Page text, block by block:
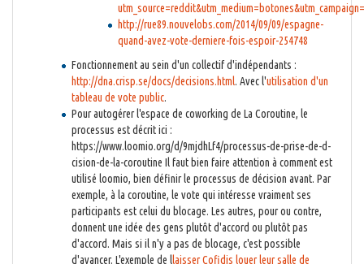
http://rue89.nouvelobs.com/2014/09/09/espagne-
quand-avez-vote-derniere-fois-espoir-254748
Fonctionnement au sein d'un collectif d'indépendants :
http://dna.crisp.se/docs/decisions.html. Avec l'utilisation d'un
tableau de vote public.
Pour autogérer l'espace de coworking de La Coroutine, le
processus est décrit ici :
https://www.loomio.org/d/9mjdhLf4/processus-de-prise-de-d-
cision-de-la-coroutine Il faut bien faire attention à comment est
utilisé loomio, bien définir le processus de décision avant. Par
exemple, à la coroutine, le vote qui intéresse vraiment ses
participants est celui du blocage. Les autres, pour ou contre,
donnent une idée des gens plutôt d'accord ou plutôt pas
d'accord. Mais si il n'y a pas de blocage, c'est possible
d'avancer. L'exemple de llaisser Cofidis louer leur salle de